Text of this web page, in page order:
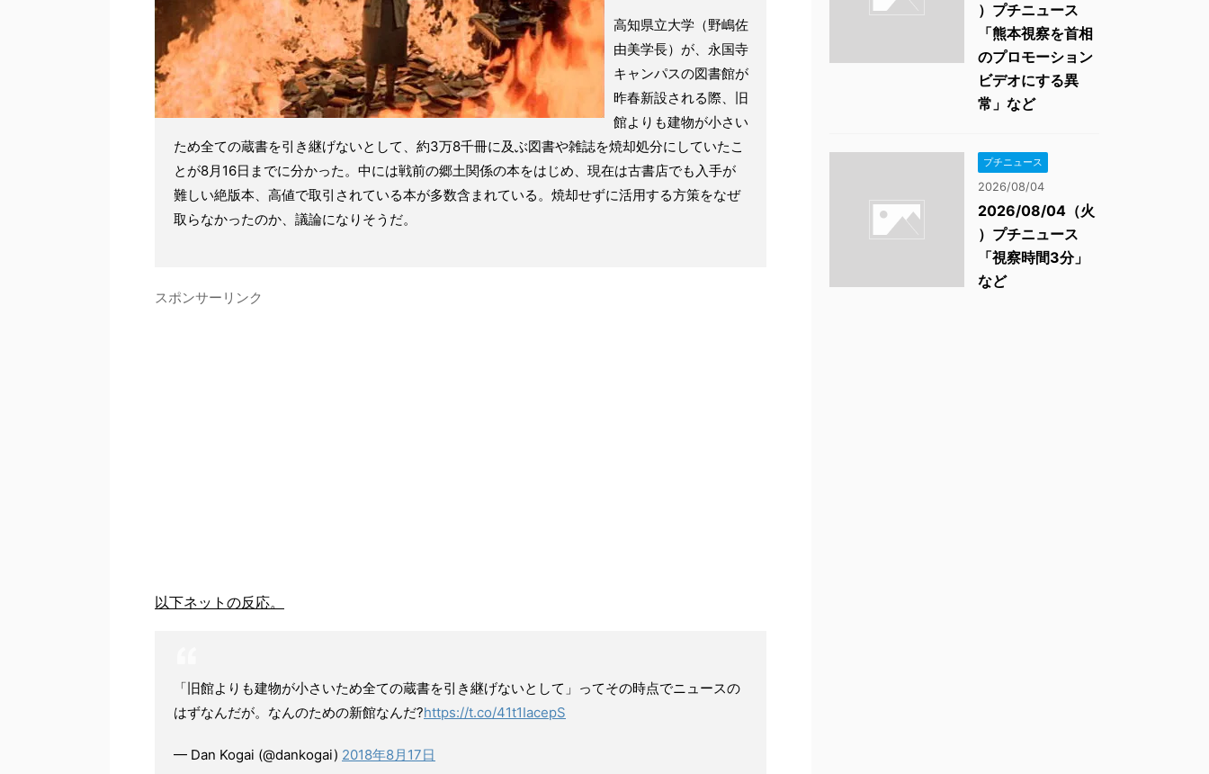
高知県立大学（野嶋佐
由美学長）が、永国寺
キャンパスの図書館が
昨春新設される際、旧
館よりも建物が小さい
ため全ての蔵書を引き継げないとして、約3万8千冊に及ぶ図書や雑誌を焼却処分にしていたこ
とが8月16日までに分かった。中には戦前の郷土関係の本をはじめ、現在は古書店でも入手が
難しい絶版本、高値で取引されている本が多数含まれている。焼却せずに活用する方策をなぜ
取らなかったのか、議論になりそうだ。
スポンサーリンク
以下ネットの反応。
「旧館よりも建物が小さいため全ての蔵書を引き継げないとして」ってその時点でニュースの
はずなんだが。なんのための新館なんだ?https://t.co/41t1IacepS
— Dan Kogai (@dankogai) 2018年8月17日
）プチニュース
「熊本視察を首相
のプロモーション
ビデオにする異
常」など
プチニュース
2026/08/04
2026/08/04（火
）プチニュース
「視察時間3分」
など